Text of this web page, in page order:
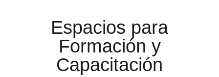
Espacios para
Formación y
Capacitación